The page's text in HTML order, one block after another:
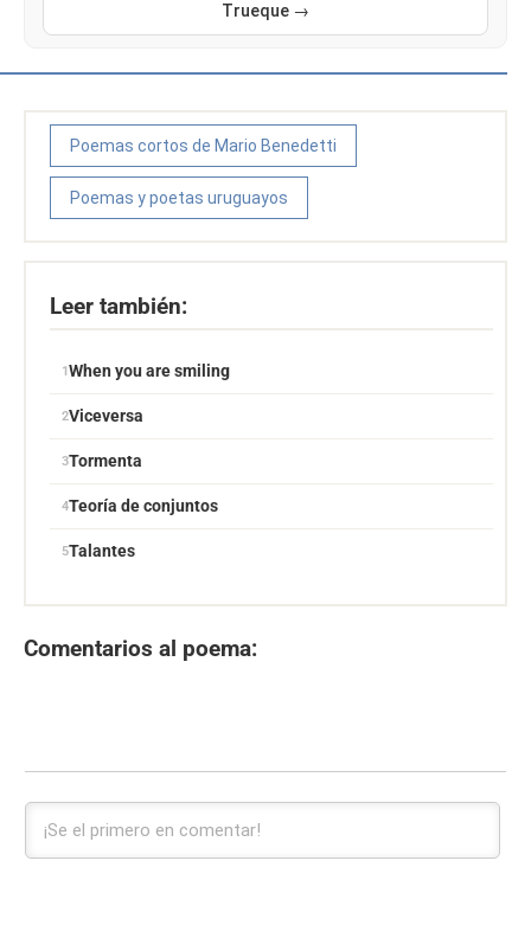
Trueque →
Poemas cortos de Mario Benedetti
Poemas y poetas uruguayos
Leer también:
When you are smiling
Viceversa
Tormenta
Teoría de conjuntos
Talantes
Comentarios al poema: